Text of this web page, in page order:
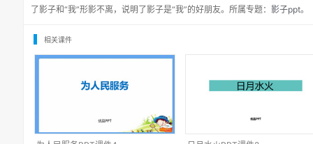
了影子和“我”形影不离，说明了影子是“我”的好朋友。所属专题： 影子ppt。
相关课件